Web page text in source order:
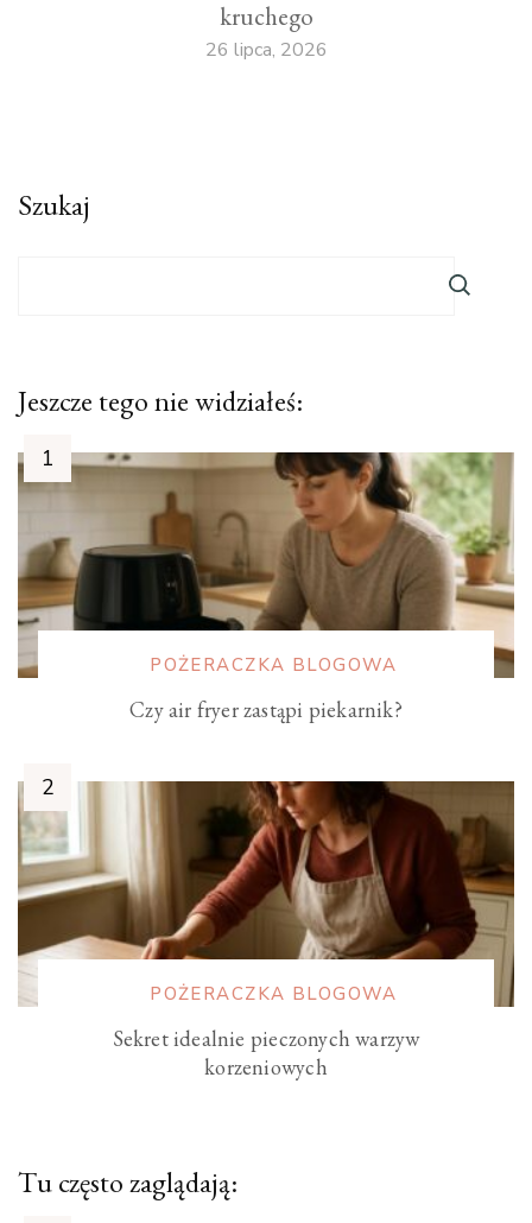
kruchego
26 lipca, 2026
Szukaj
Jeszcze tego nie widziałeś:
POŻERACZKA BLOGOWA
Czy air fryer zastąpi piekarnik?
POŻERACZKA BLOGOWA
Sekret idealnie pieczonych warzyw
korzeniowych
Tu często zaglądają: